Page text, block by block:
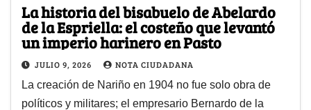
La historia del bisabuelo de Abelardo
de la Espriella: el costeño que levantó
un imperio harinero en Pasto
JULIO 9, 2026 NOTA CIUDADANA
La creación de Nariño en 1904 no fue solo obra de
políticos y militares; el empresario Bernardo de la